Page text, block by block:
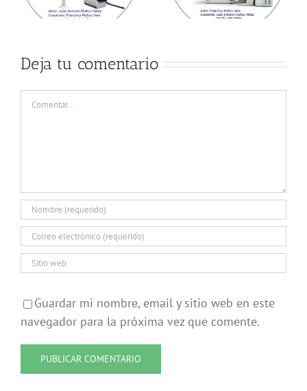
Deja tu comentario
Comentar
Guardar mi nombre, email y sitio web en este
navegador para la próxima vez que comente.